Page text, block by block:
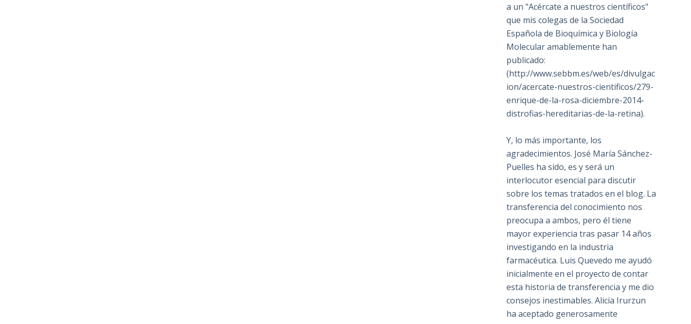
a un "Acércate a nuestros científicos"
que mis colegas de la Sociedad
Española de Bioquímica y Biología
Molecular amablemente han
publicado:
(http://www.sebbm.es/web/es/divulgac
ion/acercate-nuestros-cientificos/279-
enrique-de-la-rosa-diciembre-2014-
distrofias-hereditarias-de-la-retina).
Y, lo más importante, los
agradecimientos. José María Sánchez-
Puelles ha sido, es y será un
interlocutor esencial para discutir
sobre los temas tratados en el blog. La
transferencia del conocimiento nos
preocupa a ambos, pero él tiene
mayor experiencia tras pasar 14 años
investigando en la industria
farmacéutica. Luis Quevedo me ayudó
inicialmente en el proyecto de contar
esta historia de transferencia y me dio
consejos inestimables. Alicia Irurzun
ha aceptado generosamente